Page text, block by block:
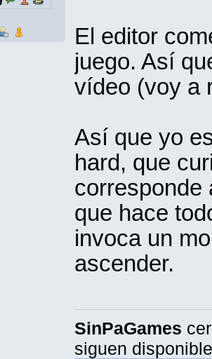
El editor
juego. Así
vídeo (voy a
Así que yo
hard, que
corresponde
que hace
invoca un
ascender.
SinPaGames
siguen